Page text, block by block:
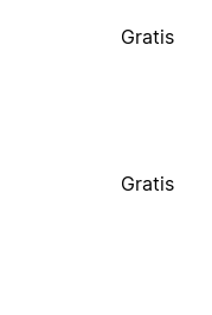
Gratis
Gratis